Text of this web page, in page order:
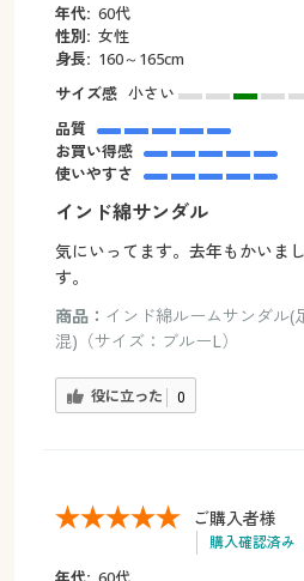
年代: 60代
性別: 女性
身長: 160～165cm
サイズ感 小さい
品質
お買い得感
使いやすさ
インド綿サンダル
気にいってます。去年もかいま
す。
商品： インド綿ルームサンダル(
混)（サイズ：ブルーL）
役に立った 0
ご購入者様
購入確認済み